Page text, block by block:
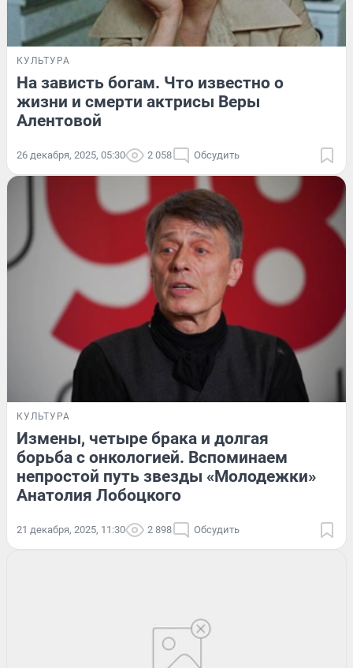
КУЛЬТУРА
На зависть богам. Что известно о
жизни и смерти актрисы Веры
Алентовой
26 декабря, 2025, 05:30 2 058 Обсудить
КУЛЬТУРА
Измены, четыре брака и долгая
борьба с онкологией. Вспоминаем
непростой путь звезды «Молодежки»
Анатолия Лобоцкого
21 декабря, 2025, 11:30 2 898 Обсудить